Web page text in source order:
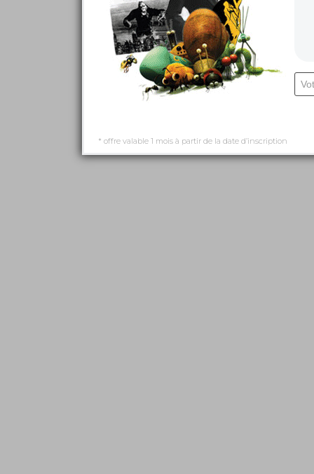
* offre valable 1 mois à partir de la date d’inscription